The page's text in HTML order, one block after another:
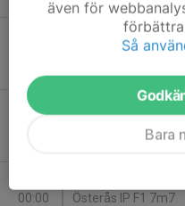
Hässleholms IF -
Österås IP F1 7m7
Sön 10
Vittsjö IP B-plan
00:00
Österås IP F1 7m7
även för
Så
Bara